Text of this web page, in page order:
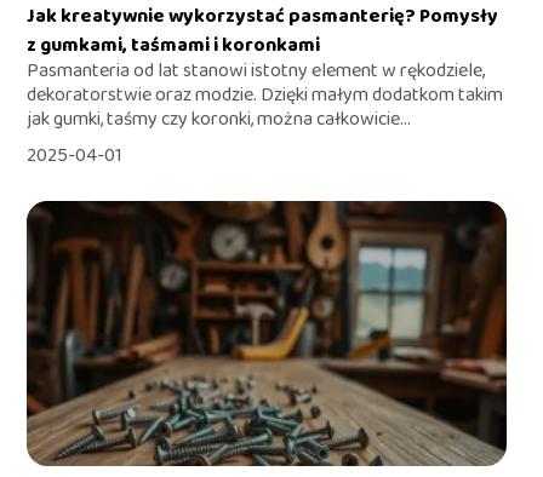
Jak kreatywnie wykorzystać pasmanterię? Pomysły
z gumkami, taśmami i koronkami
Pasmanteria od lat stanowi istotny element w rękodziele,
dekoratorstwie oraz modzie. Dzięki małym dodatkom takim
jak gumki, taśmy czy koronki, można całkowicie...
2025-04-01